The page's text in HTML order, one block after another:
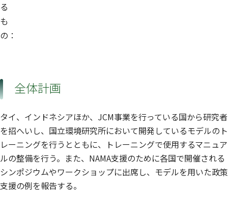
る
も
の：
全体計画
タイ、インドネシアほか、JCM事業を行っている国から研究者
を招へいし、国立環境研究所において開発しているモデルのト
レーニングを行うとともに、トレーニングで使用するマニュア
ルの整備を行う。また、NAMA支援のために各国で開催される
シンポジウムやワークショップに出席し、モデルを用いた政策
支援の例を報告する。